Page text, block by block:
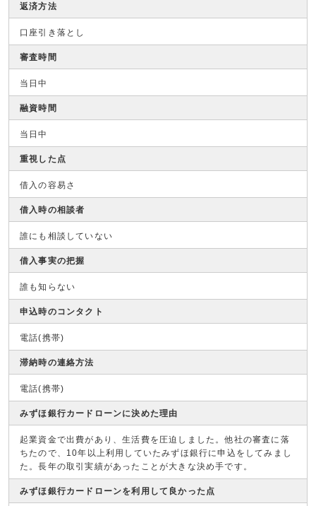
返済方法
口座引き落とし
審査時間
当日中
融資時間
当日中
重視した点
借入の容易さ
借入時の相談者
誰にも相談していない
借入事実の把握
誰も知らない
申込時のコンタクト
電話(携帯)
滞納時の連絡方法
電話(携帯)
みずほ銀行カードローンに決めた理由
起業資金で出費があり、生活費を圧迫しました。他社の審査に落
ちたので、10年以上利用していたみずほ銀行に申込をしてみまし
た。長年の取引実績があったことが大きな決め手です。
みずほ銀行カードローンを利用して良かった点